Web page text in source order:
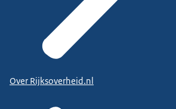
Over Rijksoverheid.nl